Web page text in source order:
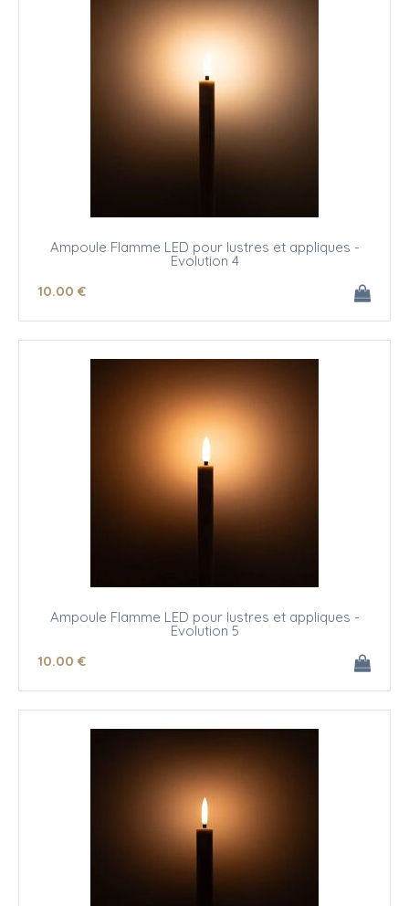
Ampoule Flamme LED pour lustres et appliques -
Evolution 4
10.00 €
Ampoule Flamme LED pour lustres et appliques -
Evolution 5
10.00 €